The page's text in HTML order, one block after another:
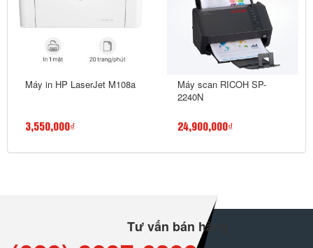
Máy in HP LaserJet M108a
3,550,000₫
Máy scan RICOH SP-
2240N
24,900,000₫
Tư vấn bán hàng